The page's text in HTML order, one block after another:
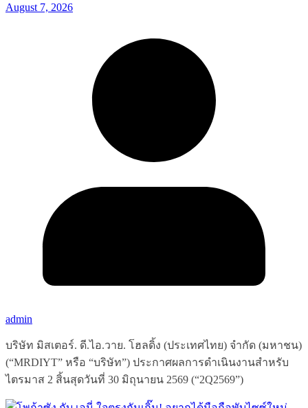
August 7, 2026
admin
บริษัท มิสเตอร์. ดี.ไอ.วาย. โฮลดิ้ง (ประเทศไทย) จำกัด (มหาชน)
(“MRDIYT” หรือ “บริษัท”) ประกาศผลการดำเนินงานสำหรับ
ไตรมาส 2 สิ้นสุดวันที่ 30 มิถุนายน 2569 (“2Q2569”)